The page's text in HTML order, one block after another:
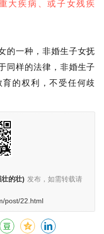
大疾病、或子女残疾
的一种，非婚生子女抚
同样的法律，非婚生子
的权利，不受任何歧
的壮) 发布，如需转载请
post/22.html